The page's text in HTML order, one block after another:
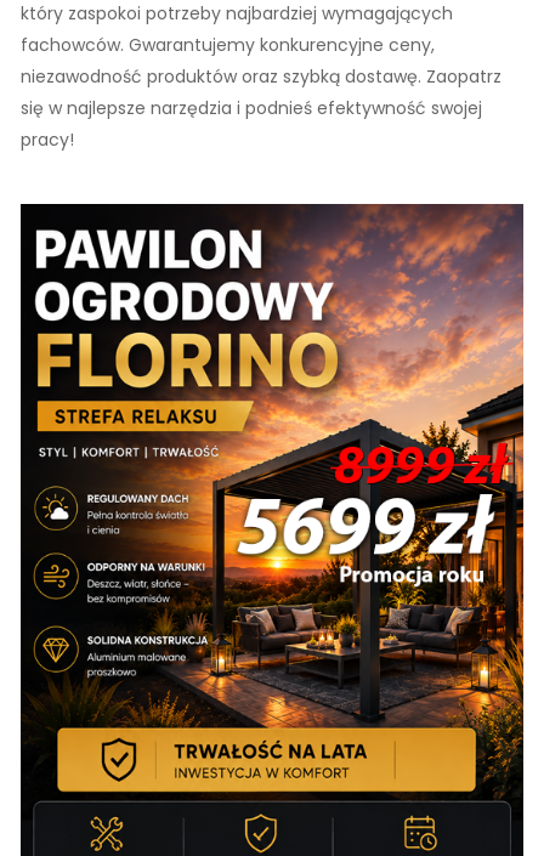
który zaspokoi potrzeby najbardziej wymagających
fachowców. Gwarantujemy konkurencyjne ceny,
niezawodność produktów oraz szybką dostawę. Zaopatrz
się w najlepsze narzędzia i podnieś efektywność swojej
pracy!